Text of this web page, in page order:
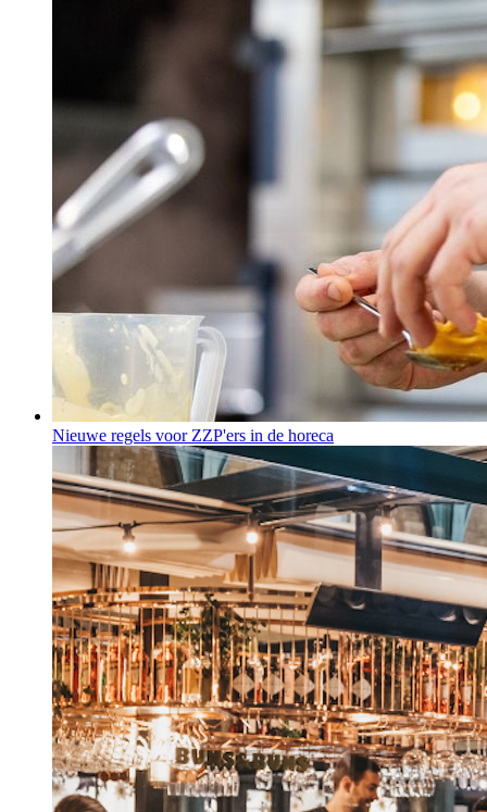
Nieuwe regels voor ZZP'ers in de horeca